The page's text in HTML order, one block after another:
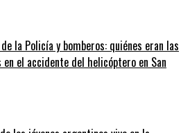
la Policía y bomberos: quiénes eran las
el accidente del helicóptero en San